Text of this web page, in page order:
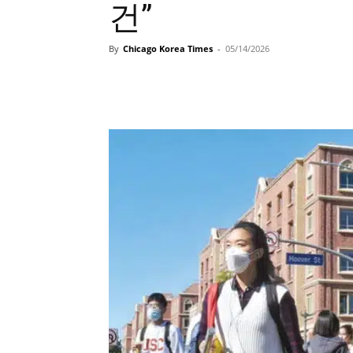
건”
By Chicago Korea Times - 05/14/2026